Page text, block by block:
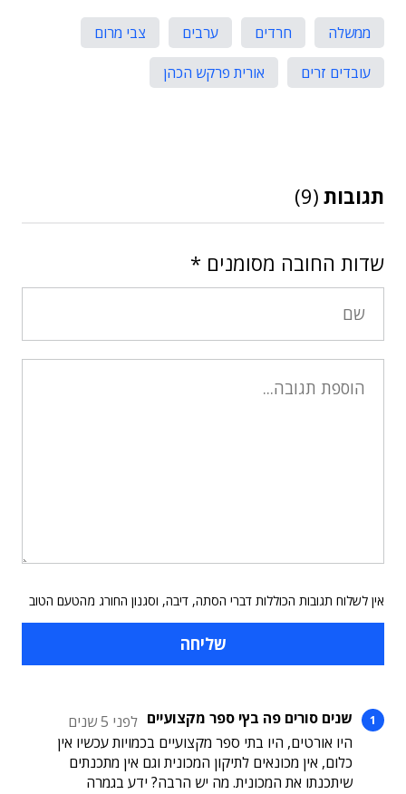
ממשלה חרדים ערבים
צבי מרום
עובדים זרים
אורית פרקש הכהן
תגובות (9)
שדות החובה מסומנים *
אין לשלוח תגובות הכוללות דברי הסתה, דיבה, וסגנון החורג מהטעם הטוב
שנים סורים פה בץי ספר מקצועיים לפני 5 שנים
היו אורטים, היו בתי ספר מקצועיים בכמויות עכשיו אין
כלום, אין מכונאים לתיקון המכונית וגם אין מתכנתים
שיתכנתו את המכונית. מה יש הרבה? ידע בגמרה